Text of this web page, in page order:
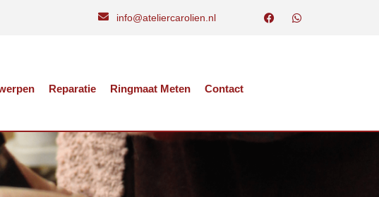
info@ateliercarolien.nl
Reparatie Ringmaat Meten Contact